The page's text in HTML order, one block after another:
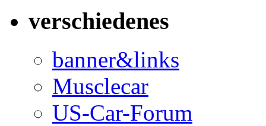
verschiedenes
banner&links
Musclecar
US-Car-Forum